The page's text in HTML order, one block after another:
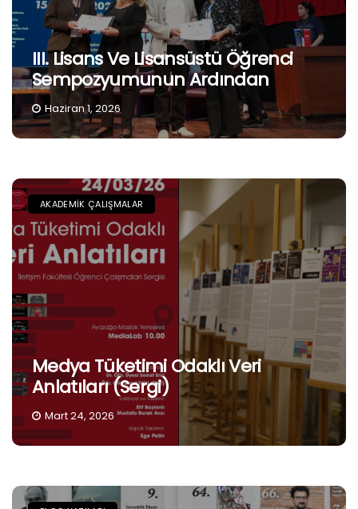
III. Lisans Ve Lisansüstü Öğrenci
Sempozyumunun Ardından
Haziran 1, 2026
AKADEMIK ÇALIŞMALAR
Medya Tüketimi Odaklı Veri
Anlatıları (Sergi)
Mart 24, 2026